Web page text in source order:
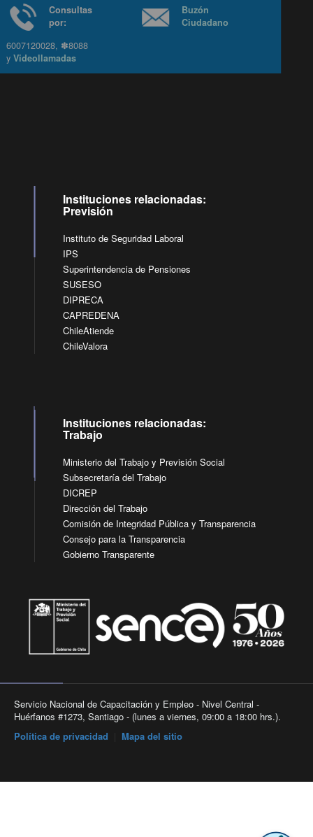
Consultas
6007120028, ✽8088
yVideollamadas
Ciudadano
Instituciones relacionadas:
Previsión
Instituto de Seguridad Laboral
IPS
Superintendencia de Pensiones
SUSESO
DIPRECA
CAPREDENA
ChileAtiende
ChileValora
Instituciones relacionadas:
Trabajo
Ministerio del Trabajo y Previsión Social
Subsecretaría del Trabajo
DICREP
Dirección del Trabajo
Comisión de Integridad Pública y Transparencia
Consejo para la Transparencia
Gobierno Transparente
Servicio Nacional de Capacitación y Empleo - Nivel Central -
Huérfanos #1273, Santiago - (lunes a viernes, 09:00 a 18:00 hrs.).
Política de privacidad
Mapa del sitio